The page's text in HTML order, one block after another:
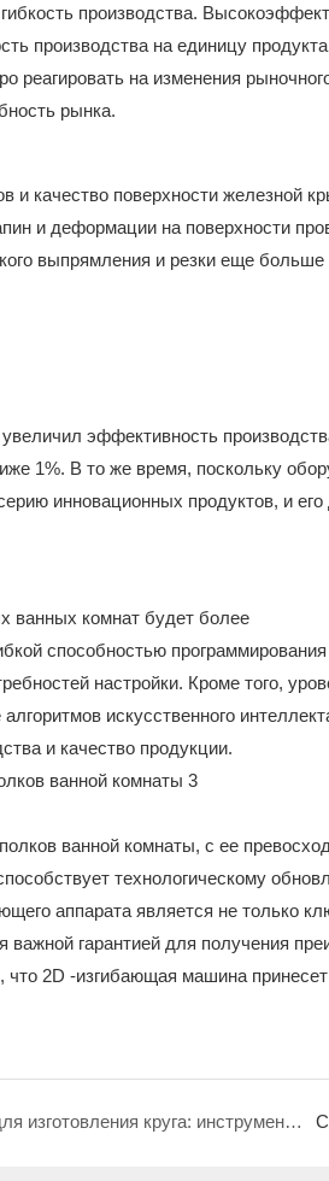
производства.
производства на единицу
на изменения
рынка.
и качество поверхности железной
и деформации на поверхности
выпрямления и резки еще
эффективность
1%. В то же время, поскольку
инновационных продуктов, и
ванных комнат будет более
способностью
настройки. Кроме того,
искусственного
и качество продукции.
ванной комнаты, с ее
технологическому
аппарата является не только
гарантией для получения
что 2D -изгибающая машина
Машина для изготовления круга: инструмент основного инструмента для производства круговых сосновых плавающих стойков